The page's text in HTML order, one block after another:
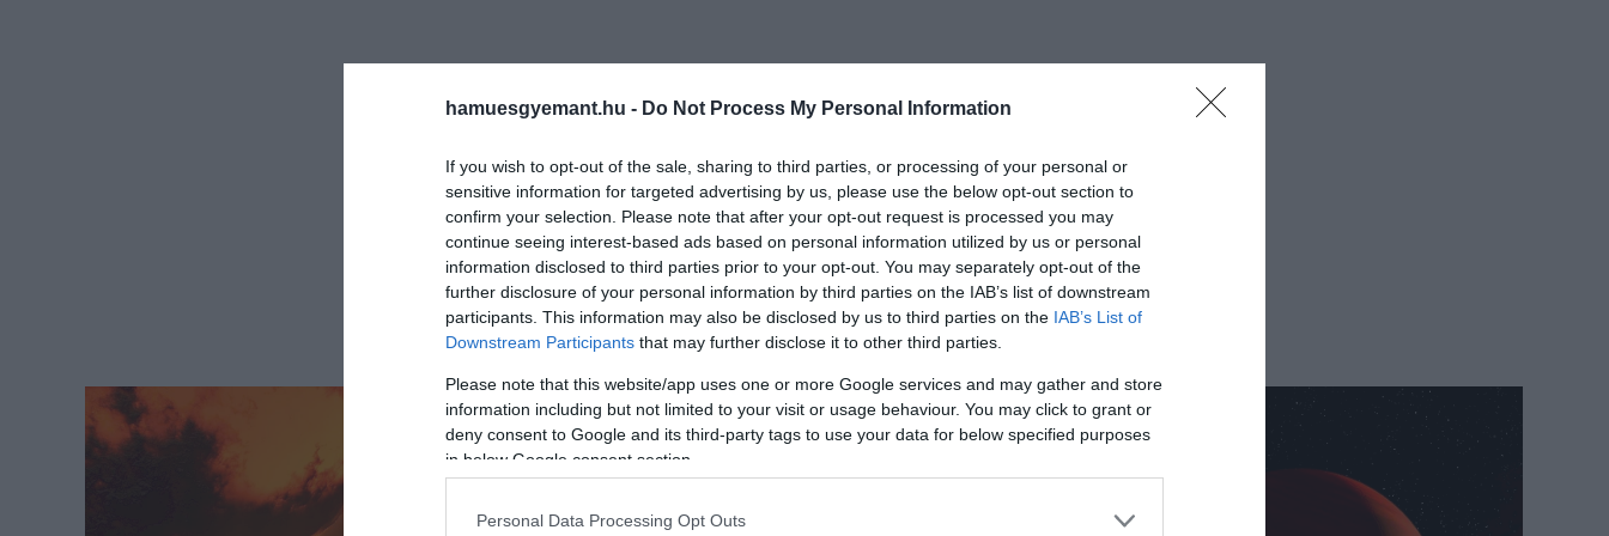
hamuesgyemant.hu - Do Not Process My Personal Information
If you wish to opt-out of the sale, sharing to third parties, or processing of your personal or
sensitive information for targeted advertising by us, please use the below opt-out section to
confirm your selection. Please note that after your opt-out request is processed you may
continue seeing interest-based ads based on personal information utilized by us or personal
information disclosed to third parties prior to your opt-out. You may separately opt-out of the
further disclosure of your personal information by third parties on the IAB’s list of downstream
participants. This information may also be disclosed by us to third parties on the IAB’s List of
Downstream Participants that may further disclose it to other third parties.
Please note that this website/app uses one or more Google services and may gather and store
information including but not limited to your visit or usage behaviour. You may click to grant or
deny consent to Google and its third-party tags to use your data for below specified purposes
in below Google consent section.
Personal Data Processing Opt Outs